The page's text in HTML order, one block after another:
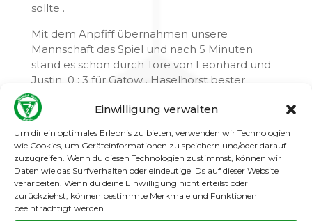
Einwilligung verwalten
Um dir ein optimales Erlebnis zu bieten, verwenden wir Technologien
wie Cookies, um Geräteinformationen zu speichern und/oder darauf
zuzugreifen. Wenn du diesen Technologien zustimmst, können wir
Daten wie das Surfverhalten oder eindeutige IDs auf dieser Website
verarbeiten. Wenn du deine Einwilligung nicht erteilst oder
zurückziehst, können bestimmte Merkmale und Funktionen
beeinträchtigt werden.
sollte .
Mit dem Anpfiff übernahmen unsere
Mannschaft das Spiel und nach 5 Minuten
stand es schon durch Tore von Leonhard und
Justin 0 : 3 für Gatow . Haselhorst bester
Spieler ( Nr.9) nahm kurz darauf die Einladung
der Gatower Abwehr an und konnte nach
tollem Sololauf den zwischenzeitlichen
Anschlusstreffer erzielen .
Haselhorst wirkte jetzt konzentrierter und
tauchte mehrmals gefährlich vor dem
Gatower Tor auf , doch einen weiteren Treffer
ließen unsere Jungs nicht zu . Nach drei